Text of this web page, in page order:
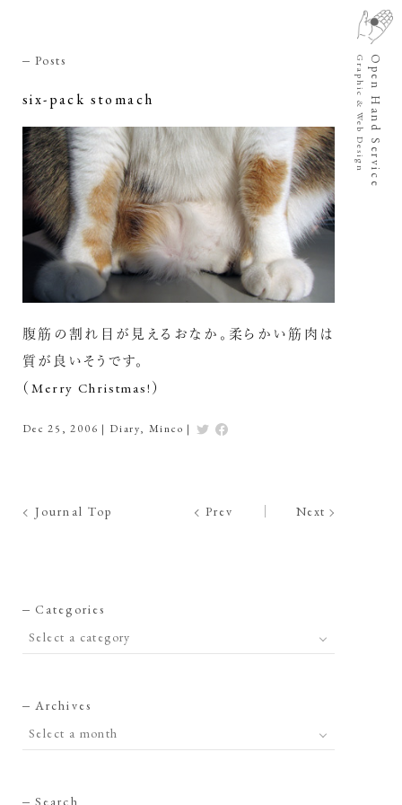
Open Hand Service
Graphic & Web Design
Posts
six-pack stomach
腹筋の割れ目が見えるおなか。柔らかい筋肉は
質が良いそうです。
（Merry Christmas!）
Dec 25, 2006 | Diary, Minco |
Journal Top Prev Next
Categories
Archives
Search